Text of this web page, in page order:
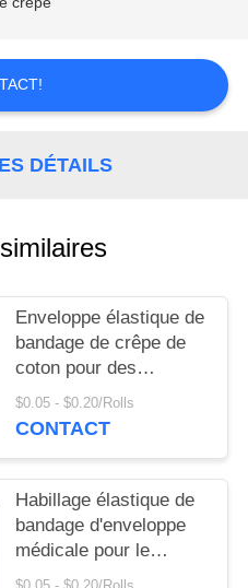
DÉTAILS
Enveloppe élastique de
bandage de crêpe de
coton pour des
premiers secours à
vendre
$0.05 - $0.20/Rolls
CONTACT
Habillage élastique de
bandage d'enveloppe
médicale pour le
poignet